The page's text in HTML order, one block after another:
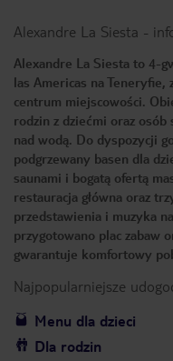
Alexandre La Siesta -
Alexandre La Siesta to 4-
las Americas na
centrum miejscowości.
rodzin z dziećmi oraz
nad wodą. Do dyspozycji
podgrzewany basen dla
saunami i bogatą ofertą
restauracja główna oraz
przedstawienia i muzyka
przygotowano plac zabaw
gwarantuje komfortowy
Najpopularniejsze
Menu dla dzieci
Dla rodzin